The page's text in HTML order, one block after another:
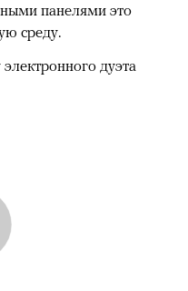
панелями это
среду.
дуэта